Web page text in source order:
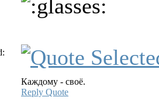
Каждому - своё.
Reply Quote